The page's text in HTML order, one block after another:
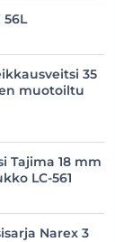
56L
35
muotoiltu
Tajima 18 mm
LC-561
Narex 3